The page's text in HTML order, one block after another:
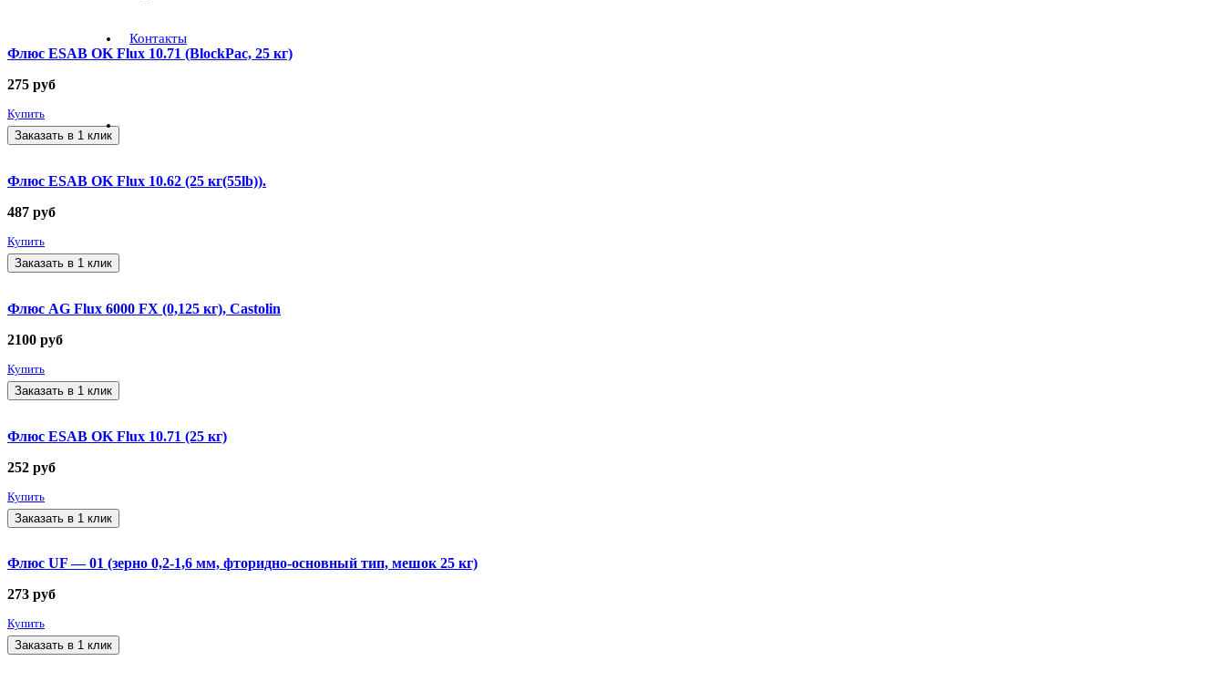
Контакты
Флюс ESAB OK Flux 10.71 (BlockPac, 25 кг)
275 руб
Купить
Заказать в 1 клик
Флюс ESAB OK Flux 10.62 (25 кг(55lb)).
487 руб
Купить
Заказать в 1 клик
Флюс AG Flux 6000 FX (0,125 кг), Castolin
2100 руб
Купить
Заказать в 1 клик
Флюс ESAB OK Flux 10.71 (25 кг)
252 руб
Купить
Заказать в 1 клик
Флюс UF — 01 (зерно 0,2-1,6 мм, фторидно-основный тип, мешок 25 кг)
273 руб
Купить
Заказать в 1 клик